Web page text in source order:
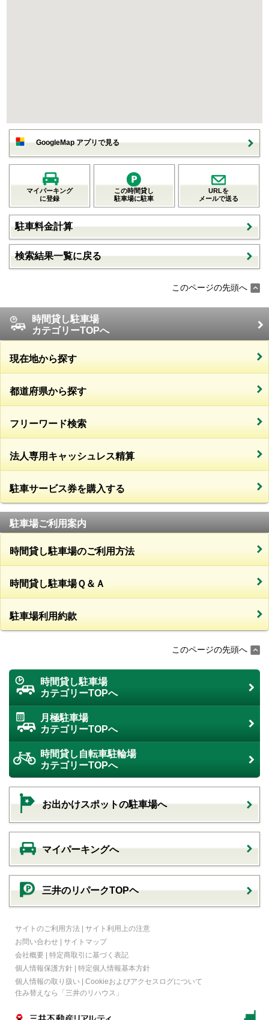
GoogleMap アプリで見る
マイパーキング
に登録
この時間貸し
駐車場に駐車
URLを
メールで送る
駐車料金計算
検索結果一覧に戻る
このページの先頭へ
時間貸し駐車場
カテゴリーTOPへ
現在地から探す
都道府県から探す
フリーワード検索
法人専用キャッシュレス精算
駐車サービス券を購入する
駐車場ご利用案内
時間貸し駐車場のご利用方法
時間貸し駐車場Ｑ＆Ａ
駐車場利用約款
このページの先頭へ
時間貸し駐車場
カテゴリーTOPへ
月極駐車場
カテゴリーTOPへ
時間貸し自転車駐輪場
カテゴリーTOPへ
お出かけスポットの駐車場へ
マイパーキングへ
三井のリパークTOPヘ
サイトのご利用方法 | サイト利用上の注意
お問い合わせ | サイトマップ
会社概要 | 特定商取引に基づく表記
個人情報保護方針 | 特定個人情報基本方針
個人情報の取り扱い | Cookieおよびアクセスログについて
住み替えなら
「三井のリハウス」